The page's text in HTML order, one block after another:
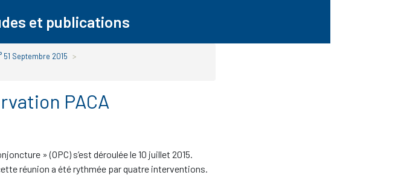
et publications
51 Septembre 2015 >
PACA
» (OPC) s’est déroulée le 10 juillet 2015.
réunion a été rythmée par quatre interventions.